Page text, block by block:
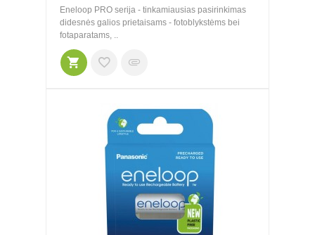
Eneloop PRO serija - tinkamiausias pasirinkimas
didesnės galios prietaisams - fotoblykstėms bei
fotaparatams, ..